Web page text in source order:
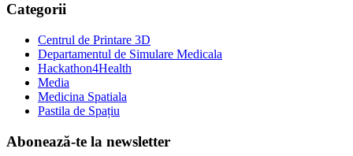
Categorii
Centrul de Printare 3D
Departamentul de Simulare Medicala
Hackathon4Health
Media
Medicina Spatiala
Pastila de Spațiu
Abonează-te la newsletter